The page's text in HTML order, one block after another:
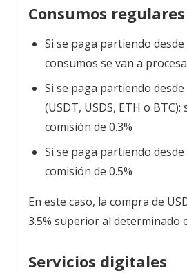
Consumos regulares
Si se paga partiendo desde
consumos se van a
Si se paga partiendo
(USDT, USDS, ETH o BTC):
comisión de 0.3%
Si se paga partiendo desde
comisión de 0.5%
En este caso, la compra de
3.5% superior al determinado
Servicios digitales